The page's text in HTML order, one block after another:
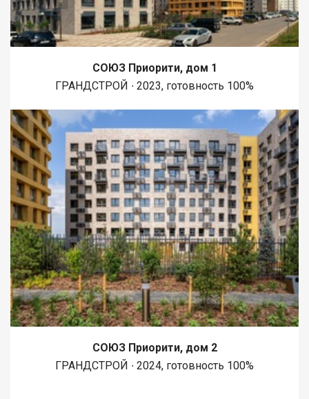
СОЮЗ Приорити, дом 1
ГРАНДСТРОЙ ∙ 2023, готовность 100%
СОЮЗ Приорити, дом 2
ГРАНДСТРОЙ ∙ 2024, готовность 100%